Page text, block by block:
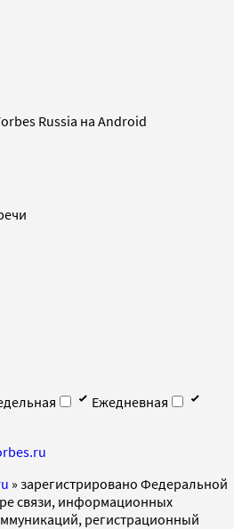
Russia на Android
Ежедневная
» зарегистрировано Федеральной
связи, информационных
регистрационный